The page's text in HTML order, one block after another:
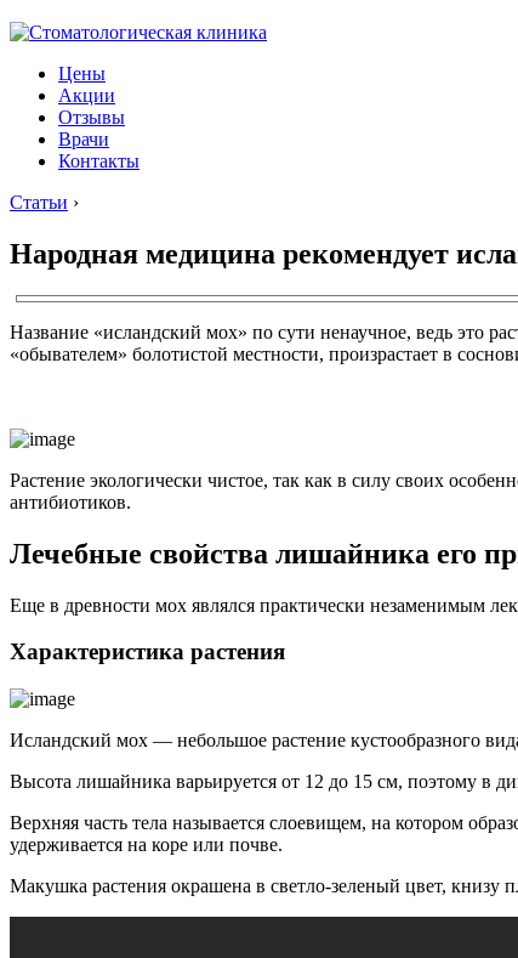
Цены
Акции
Отзывы
Врачи
Контакты
Статьи ›
Народная медицина рекомендует
Название «исландский мох» по сути ненаучное, ведь это
«обывателем» болотистой местности, произрастает в
Растение экологически чистое, так как в силу своих
антибиотиков.
Лечебные свойства лишайника его
Еще в древности мох являлся практически незаменимым
Характеристика растения
Исландский мох — небольшое растение кустообразного
Высота лишайника варьируется от 12 до 15 см, поэтому в
Верхняя часть тела называется слоевищем, на котором
удерживается на коре или почве.
Макушка растения окрашена в светло-зеленый цвет, книзу